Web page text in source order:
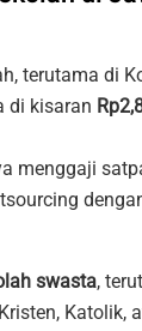
terutama di
di kisaran
menggaji
swasta,
Katolik,